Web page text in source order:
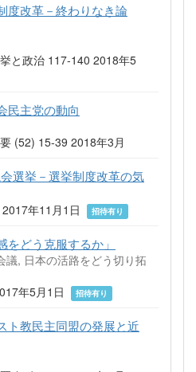
度改革－終わりなき論
と政治 117-140 2018年5
民主党の動向
(52) 15-39 2018年3月
選挙－選挙制度改革の気
年11月1日 招待有り
をどう克服するか」
議, 日本の活路をどう切り拓
年5月1日
招待有り
ト教民主同盟の発展と近